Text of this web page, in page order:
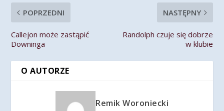
POPRZEDNI
Callejon może zastąpić
Downinga
NASTĘPNY
Randolph czuje się dobrze
w klubie
O AUTORZE
Remik Woroniecki